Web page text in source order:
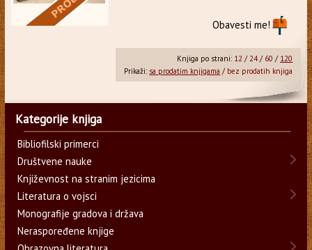
Obavesti me!
Knjiga po strani: 12 /24/ 60 / 120
Prikaži: sa prodatim knjigama / bez prodatih knjiga
Kategorije knjiga
Bibliofilski primerci
Društvene nauke
Književnost na stranim jezicima
Literatura o vojsci
Monografije gradova i država
Neraspoređene knjige